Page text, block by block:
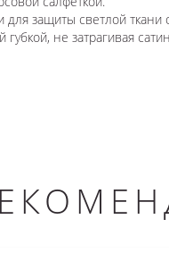
защиты светлой ткани
не затрагивая